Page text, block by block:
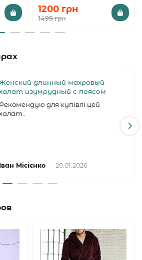
1200 грн
1499 грн
длинный махровый
изумрудный с поясом
Рекомендую для купівлі цей
Іван Місієнко 20.01.2026